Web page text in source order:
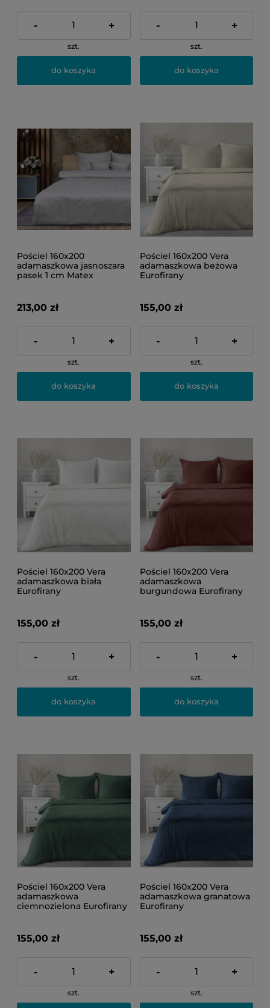
- +
szt.
do koszyka
- +
szt.
do koszyka
Pościel 160x200
adamaszkowa jasnoszara
pasek 1 cm Matex
213,00 zł
- +
szt.
do koszyka
Pościel 160x200 Vera
adamaszkowa beżowa
Eurofirany
155,00 zł
- +
szt.
do koszyka
Pościel 160x200 Vera
adamaszkowa biała
Eurofirany
155,00 zł
- +
szt.
do koszyka
Pościel 160x200 Vera
adamaszkowa
burgundowa Eurofirany
155,00 zł
- +
szt.
do koszyka
Pościel 160x200 Vera
adamaszkowa
ciemnozielona Eurofirany
155,00 zł
- +
szt.
Pościel 160x200 Vera
adamaszkowa granatowa
Eurofirany
155,00 zł
- +
szt.